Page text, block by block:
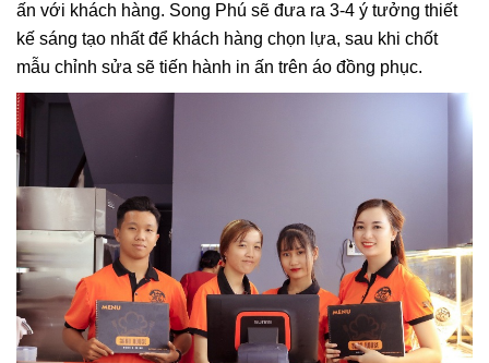
ấn với khách hàng. Song Phú sẽ đưa ra 3-4 ý tưởng thiết
kế sáng tạo nhất để khách hàng chọn lựa, sau khi chốt
mẫu chỉnh sửa sẽ tiến hành in ấn trên áo đồng phục.